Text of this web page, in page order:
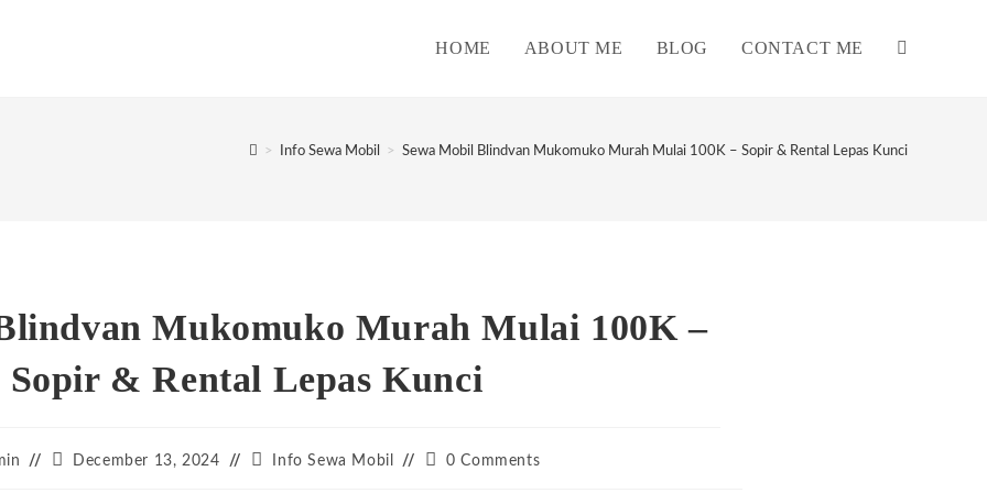
HOME ABOUT ME BLOG CONTACT ME
WEBSITE
> Info Sewa Mobil > Sewa Mobil Blindvan Mukomuko Murah Mulai 100K – Sopir & Rental Lepas Kunci
Mukomuko Murah Mulai 100K –
Sopir & Rental Lepas Kunci
PostDecember 13, 2024
PostInfo Sewa Mobil
Post0 Comments